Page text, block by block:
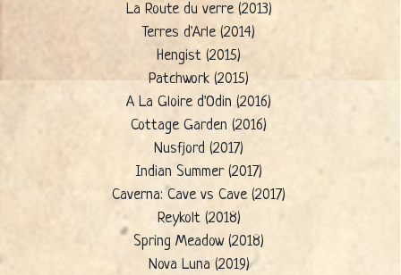
La Route du verre (2013)
Terres d'Arle (2014)
Hengist (2015)
Patchwork (2015)
A La Gloire d'Odin (2016)
Cottage Garden (2016)
Nusfjord (2017)
Indian Summer (2017)
Caverna: Cave vs Cave (2017)
Reykolt (2018)
Spring Meadow (2018)
Nova Luna (2019)